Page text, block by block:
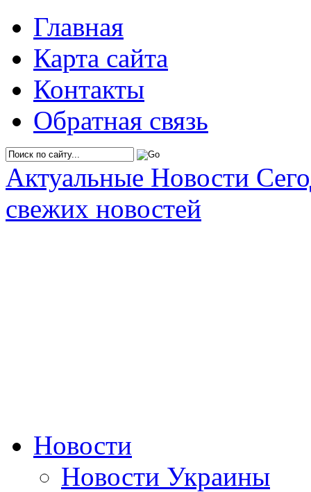
Главная
Карта сайта
Контакты
Обратная связь
Актуальные Новости
свежих новостей
Новости
Новости Украины